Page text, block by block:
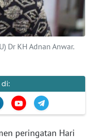
Dr KH Adnan Anwar.
peringatan Hari